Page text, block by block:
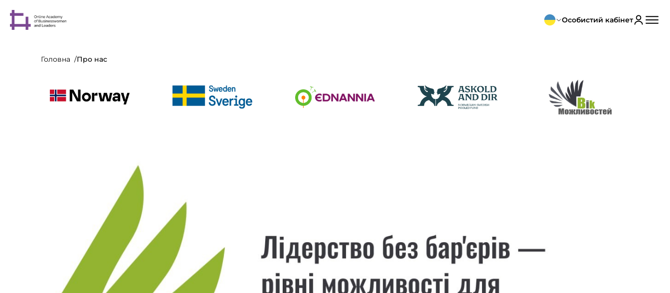
Особистий кабінет
Головна Про нас